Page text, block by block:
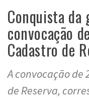
Conquista
convocação
Cadastro de
A convocação de
de Reserva,